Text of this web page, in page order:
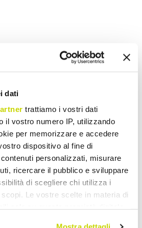
dati
trattiamo i vostri dati
il vostro numero IP, utilizzando
per memorizzare e accedere
dispositivo al fine di
personalizzati, misurare
ricercare il pubblico e sviluppare
di scegliere chi utilizza i
Le vostre scelte in materia di
Sie Ihren Beitrag Drucken
Waschbecken